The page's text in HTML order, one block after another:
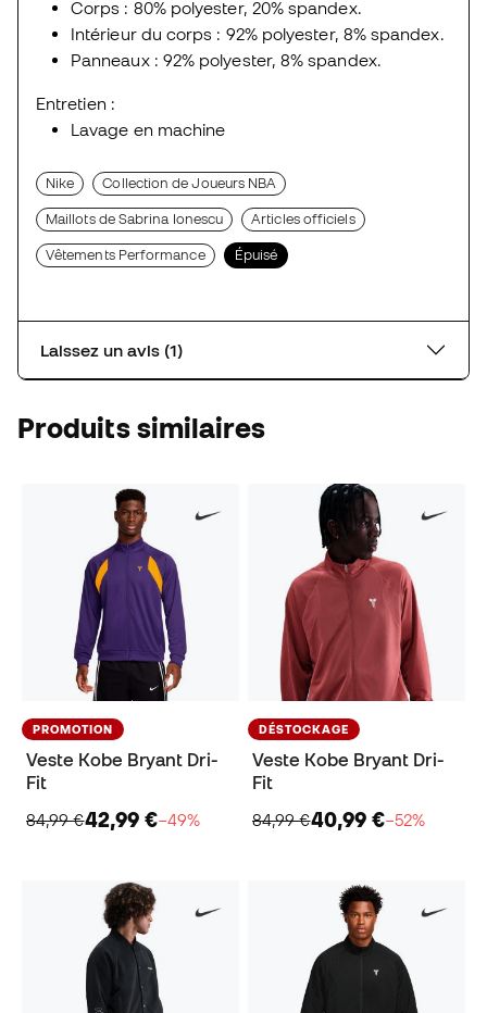
Corps : 80% polyester, 20% spandex.
Intérieur du corps : 92% polyester, 8% spandex.
Panneaux : 92% polyester, 8% spandex.
Entretien :
Lavage en machine
Nike Collection de Joueurs NBA
Maillots de Sabrina Ionescu Articles officiels
Vêtements Performance Épuisé
Laissez un avis (1)
Produits similaires
PROMOTION
Veste Kobe Bryant Dri-
Fit
84,99 €42,99 €−49%
DÉSTOCKAGE
Veste Kobe Bryant Dri-
Fit
84,99 €40,99 €−52%